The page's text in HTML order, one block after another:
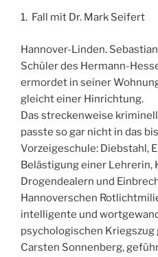
1. Fall mit Dr. Mark Seifert
Hannover-Linden.
Schüler des Hermann-
ermordet in seiner
gleicht einer Hinrichtung.
Das streckenweise
passte so gar nicht in das
Vorzeigeschule: Diebstahl,
Belästigung einer Lehrerin,
Drogendealern und
Hannoverschen
intelligente und
psychologischen
Carsten Sonnenberg,